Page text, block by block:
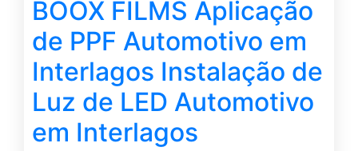
BOOX FILMS Aplicação
de PPF Automotivo em
Interlagos Instalação de
Luz de LED Automotivo
em Interlagos